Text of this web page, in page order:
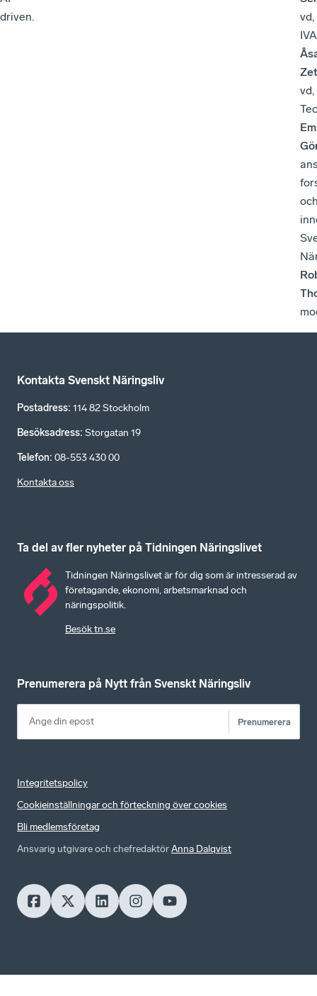
driven.
vd,
IVA
vd,
Kontakta Svenskt Näringsliv
Postadress: 114 82 Stockholm
Besöksadress: Storgatan 19
Telefon: 08-553 430 00
Kontakta oss
Ta del av fler nyheter på Tidningen Näringslivet
Tidningen Näringslivet är för dig som är intresserad av
företagande, ekonomi, arbetsmarknad och
näringspolitik.
Besök tn.se
Prenumerera på Nytt från Svenskt Näringsliv
Prenumerera
Integritetspolicy
Cookieinställningar och förteckning över cookies
Bli medlemsföretag
Ansvarig utgivare och chefredaktörAnna Dalqvist